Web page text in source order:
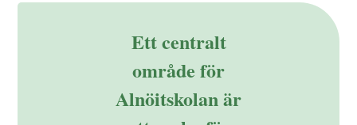
Ett centralt
område för
Alnöitskolan är